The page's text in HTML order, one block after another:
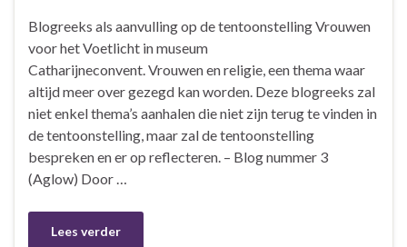
Blogreeks als aanvulling op de tentoonstelling Vrouwen
voor het Voetlicht in museum
Catharijneconvent. Vrouwen en religie, een thema waar
altijd meer over gezegd kan worden. Deze blogreeks zal
niet enkel thema’s aanhalen die niet zijn terug te vinden in
de tentoonstelling, maar zal de tentoonstelling
bespreken en er op reflecteren. – Blog nummer 3
(Aglow) Door …
Lees verder